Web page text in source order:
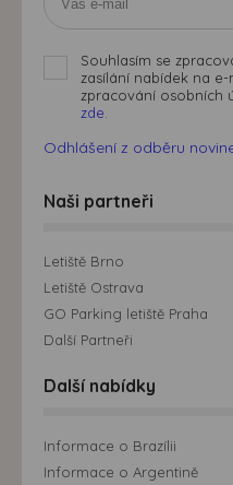
Souhlasím se
zasílání nabídek na
zpracování osobních
zde.
Odhlášení z odběru
Naši partneři
Letiště Brno
Letiště Ostrava
GO Parking letiště Praha
Další Partneři
Další nabídky
Informace o Brazílii
Informace o Argentině